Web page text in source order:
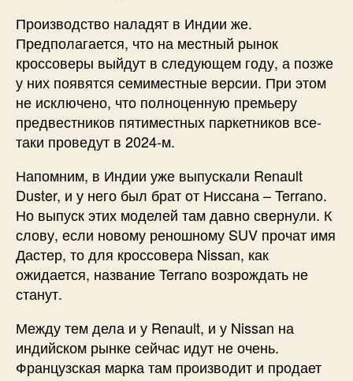
Производство наладят в Индии же.
Предполагается, что на местный рынок
кроссоверы выйдут в следующем году, а позже
у них появятся семиместные версии. При этом
не исключено, что полноценную премьеру
предвестников пятиместных паркетников все-
таки проведут в 2024-м.
Напомним, в Индии уже выпускали Renault
Duster, и у него был брат от Ниссана – Terrano.
Но выпуск этих моделей там давно свернули. К
слову, если новому реношному SUV прочат имя
Дастер, то для кроссовера Nissan, как
ожидается, название Terrano возрождать не
станут.
Между тем дела и у Renault, и у Nissan на
индийском рынке сейчас идут не очень.
Французская марка там производит и продает